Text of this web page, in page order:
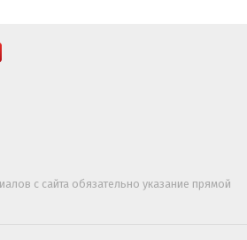
с сайта обязательно указание прямой